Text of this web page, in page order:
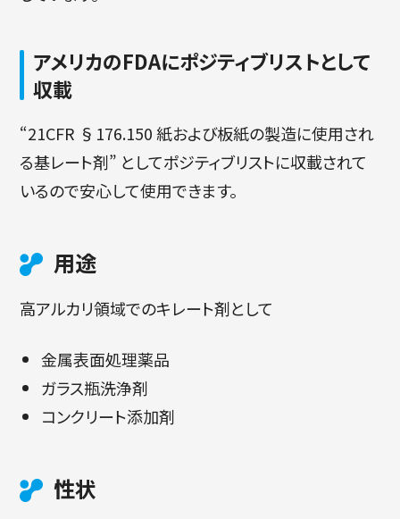
アメリカのFDAにポジティブリストとして
収載
“21CFR §176.150 紙および板紙の製造に使用され
る基レート剤” としてポジティブリストに収載されて
いるので安心して使用できます。
用途
高アルカリ領域でのキレート剤として
金属表面処理薬品
ガラス瓶洗浄剤
コンクリート添加剤
性状